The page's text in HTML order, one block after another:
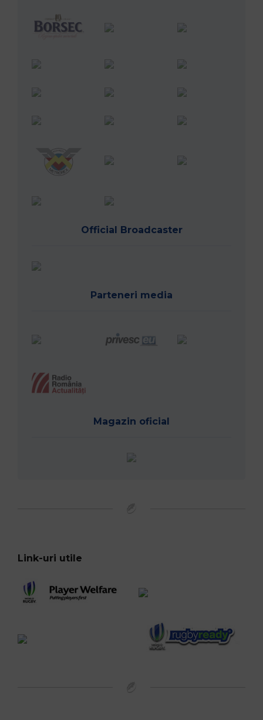
Official Broadcaster
Parteneri media
Magazin oficial
Link-uri utile